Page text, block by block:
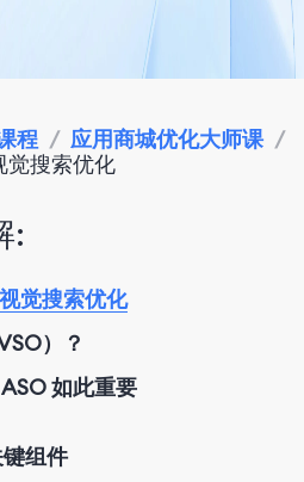
程 / 应用商城优化大师课 /
觉搜索优化
:
觉搜索优化
）？
如此重要
组件